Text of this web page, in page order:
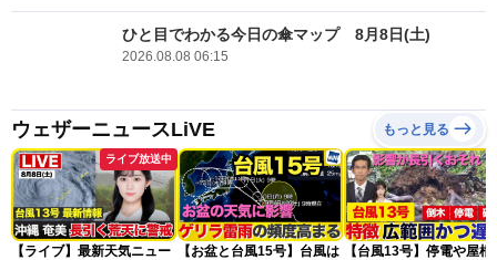
ひと目でわかる今日の傘マップ 8月8日(土)
2026.08.08 06:15
ウェザーニュースLiVE もっと見る
ライブ放送中
【ライブ】最新天気ニュー
【お盆と台風15号】台風は
【台風13号】停電や屋根